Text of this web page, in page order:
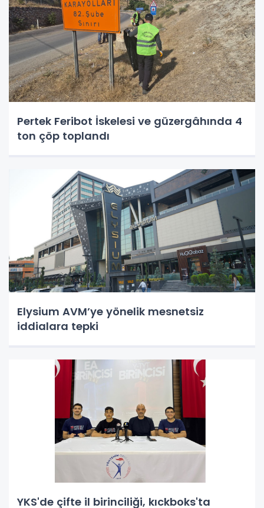
Pertek Feribot İskelesi ve güzergâhında 4
ton çöp toplandı
Elysium AVM’ye yönelik mesnetsiz
iddialara tepki
YKS'de çifte il birinciliği, kıckboks'ta